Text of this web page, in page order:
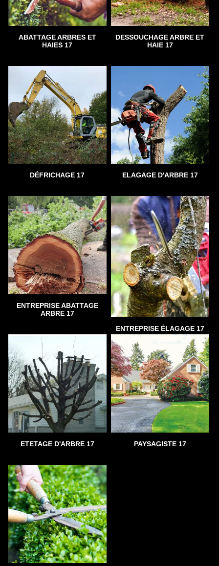
ABATTAGE ARBRES ET
HAIES 17
DESSOUCHAGE ARBRE ET
HAIE 17
DÉFRICHAGE 17 ELAGAGE D'ARBRE 17
ENTREPRISE ABATTAGE
ARBRE 17
ENTREPRISE ÉLAGAGE 17
ETETAGE D'ARBRE 17 PAYSAGISTE 17